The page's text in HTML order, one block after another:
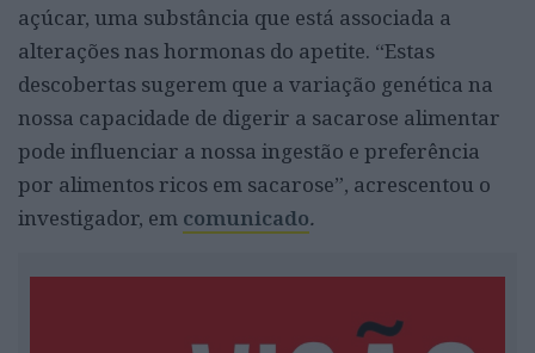
açúcar, uma substância que está associada a
alterações nas hormonas do apetite. “Estas
descobertas sugerem que a variação genética na
nossa capacidade de digerir a sacarose alimentar
pode influenciar a nossa ingestão e preferência
por alimentos ricos em sacarose”, acrescentou o
investigador, em comunicado.